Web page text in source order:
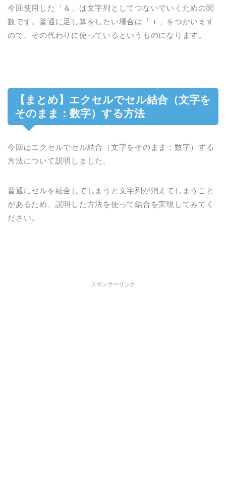
今回使用した「＆」は文字列としてつないでいくための関
数です。普通に足し算をしたい場合は
「＋」をつかいます
ので、その代わりに使っていると いうものになります。
【 まとめ】 エクセルでセル結合（文字を
そのまま：数字） する方法
今回はエクセルでセル結合（文字をそのまま：数字）する
方法について説明しました。
普通にセルを結合してしまうと 文字列が消えてしまうこと
があるため、説明した方法を使って結合を実現してみてく
ださい。
スポンサーリンク